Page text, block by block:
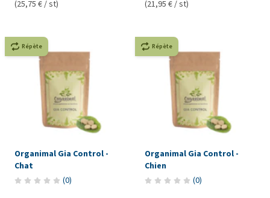
(25,75 € / st)
(21,95 € / st)
Répète
Organimal Gia Control -
Chat
(0)
Répète
Organimal Gia Control -
Chien
(0)